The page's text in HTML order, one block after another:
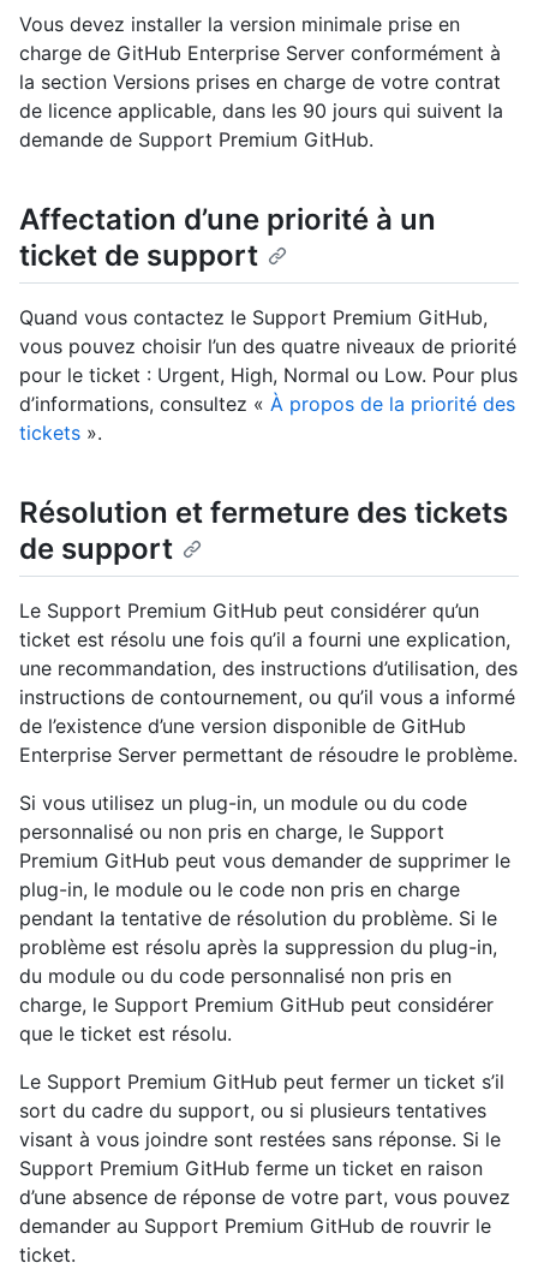
Vous devez installer la version minimale prise en
charge de GitHub Enterprise Server conformément à
la section Versions prises en charge de votre contrat
de licence applicable, dans les 90 jours qui suivent la
demande de Support Premium GitHub.
Affectation d’une priorité à un
ticket de support
Quand vous contactez le Support Premium GitHub,
vous pouvez choisir l’un des quatre niveaux de priorité
pour le ticket : Urgent, High, Normal ou Low. Pour plus
d’informations, consultez « À propos de la priorité des
tickets ».
Résolution et fermeture des tickets
de support
Le Support Premium GitHub peut considérer qu’un
ticket est résolu une fois qu’il a fourni une explication,
une recommandation, des instructions d’utilisation, des
instructions de contournement, ou qu’il vous a informé
de l’existence d’une version disponible de GitHub
Enterprise Server permettant de résoudre le problème.
Si vous utilisez un plug-in, un module ou du code
personnalisé ou non pris en charge, le Support
Premium GitHub peut vous demander de supprimer le
plug-in, le module ou le code non pris en charge
pendant la tentative de résolution du problème. Si le
problème est résolu après la suppression du plug-in,
du module ou du code personnalisé non pris en
charge, le Support Premium GitHub peut considérer
que le ticket est résolu.
Le Support Premium GitHub peut fermer un ticket s’il
sort du cadre du support, ou si plusieurs tentatives
visant à vous joindre sont restées sans réponse. Si le
Support Premium GitHub ferme un ticket en raison
d’une absence de réponse de votre part, vous pouvez
demander au Support Premium GitHub de rouvrir le
ticket.